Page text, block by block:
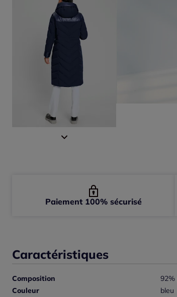
Caractéristiques
Composition
92%
Couleur
bleu
Paiement 100% sécurisé